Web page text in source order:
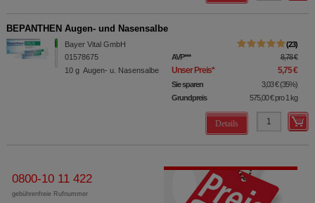
BEPANTHEN Augen- und Nasensalbe
Bayer Vital GmbH
01578675
10 g Augen- u. Nasensalbe
23
AVP*** 8,78 €
Unser Preis* 5,75 €
Sie sparen 3,03 € (35%)
Grundpreis
575,00 €pro 1 kg
Details
0800-10 11 422
gebührenfreie Rufnummer